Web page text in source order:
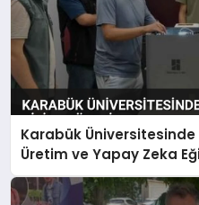
Karabük
Üretim ve Yapay Zeka